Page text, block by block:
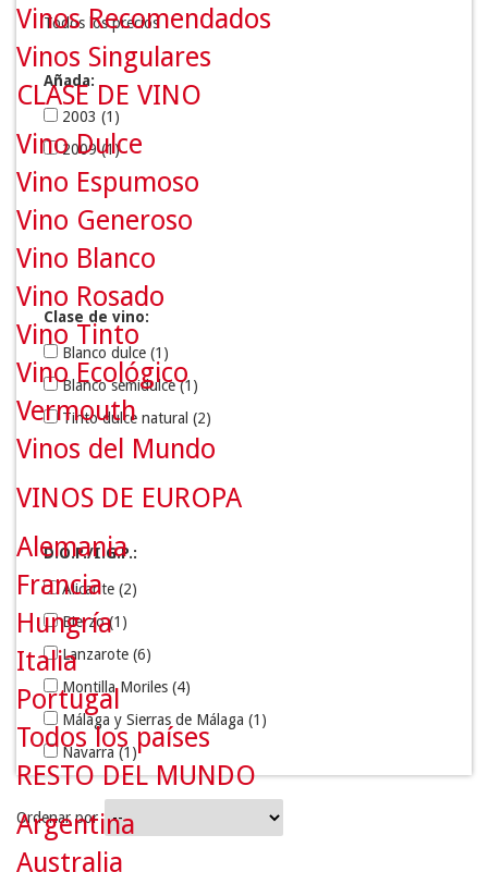
EL SEQUÉ(2)
ITSAS MENDI(1)
LA GERIA
MICROBIO WINES
PAGO DE CARRAOVEJAS
PAGO DE CIRSUS(1)
TORO ALBALÁ (4)
Todos los precios
Añada:
2003 (1)
2009(1)
Clase de vino:
Blanco dulce (1)
Blanco semidulce(1)
Tinto dulce natural (2)
D.O.P./I.G.P.:
Alicante (2)
Bierzo(1)
Lanzarote (6)
Montilla Moriles (4)
Málaga y Sierras de Málaga (1)
Navarra (1)
Rioja
(2)
Rueda(2)
Toro
(3)
Ordenar por 30.51
Vinos Recomendados
Vinos Singulares
CLASE DE VINO
Vino Dulce
Vino Espumoso
Vino Generoso
Vino Blanco
Vino Rosado
Vino Tinto
Vino Ecológico
Vermouth
Vinos del Mundo
VINOS DE EUROPA
Alemania
Francia
Hungría
Italia
Portugal
Todos los países
RESTO DEL MUNDO
Argentina
Australia